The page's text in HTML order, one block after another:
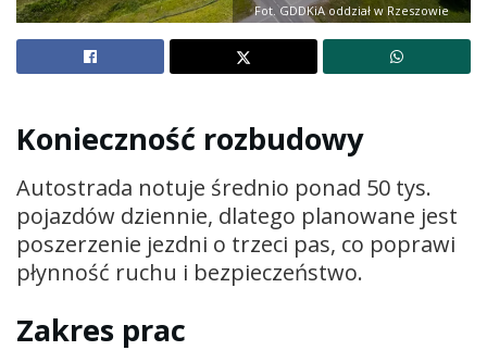
Fot. GDDKiA oddział w Rzeszowie
Konieczność rozbudowy
Autostrada notuje średnio ponad 50 tys.
pojazdów dziennie, dlatego planowane jest
poszerzenie jezdni o trzeci pas, co poprawi
płynność ruchu i bezpieczeństwo.
Zakres prac